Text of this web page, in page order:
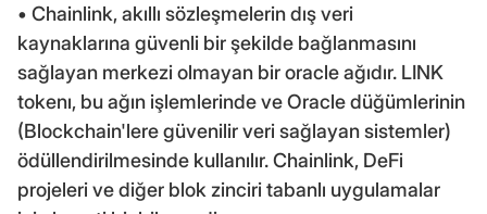
• Chainlink, akıllı sözleşmelerin dış veri
kaynaklarına güvenli bir şekilde bağlanmasını
sağlayan merkezi olmayan bir oracle ağıdır. LINK
tokenı, bu ağın işlemlerinde ve Oracle düğümlerinin
(Blockchain'lere güvenilir veri sağlayan sistemler)
ödüllendirilmesinde kullanılır. Chainlink, DeFi
projeleri ve diğer blok zinciri tabanlı uygulamalar